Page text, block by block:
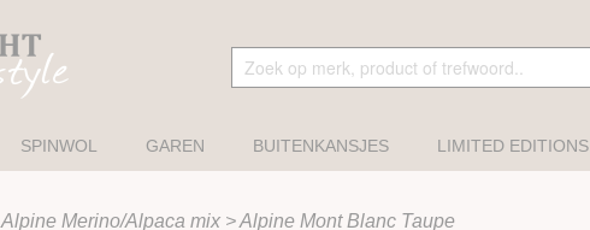
SPINWOL GAREN BUITENKANSJES LIMITED EDITIONS
Alpine Merino/Alpaca mix >Alpine Mont Blanc Taupe